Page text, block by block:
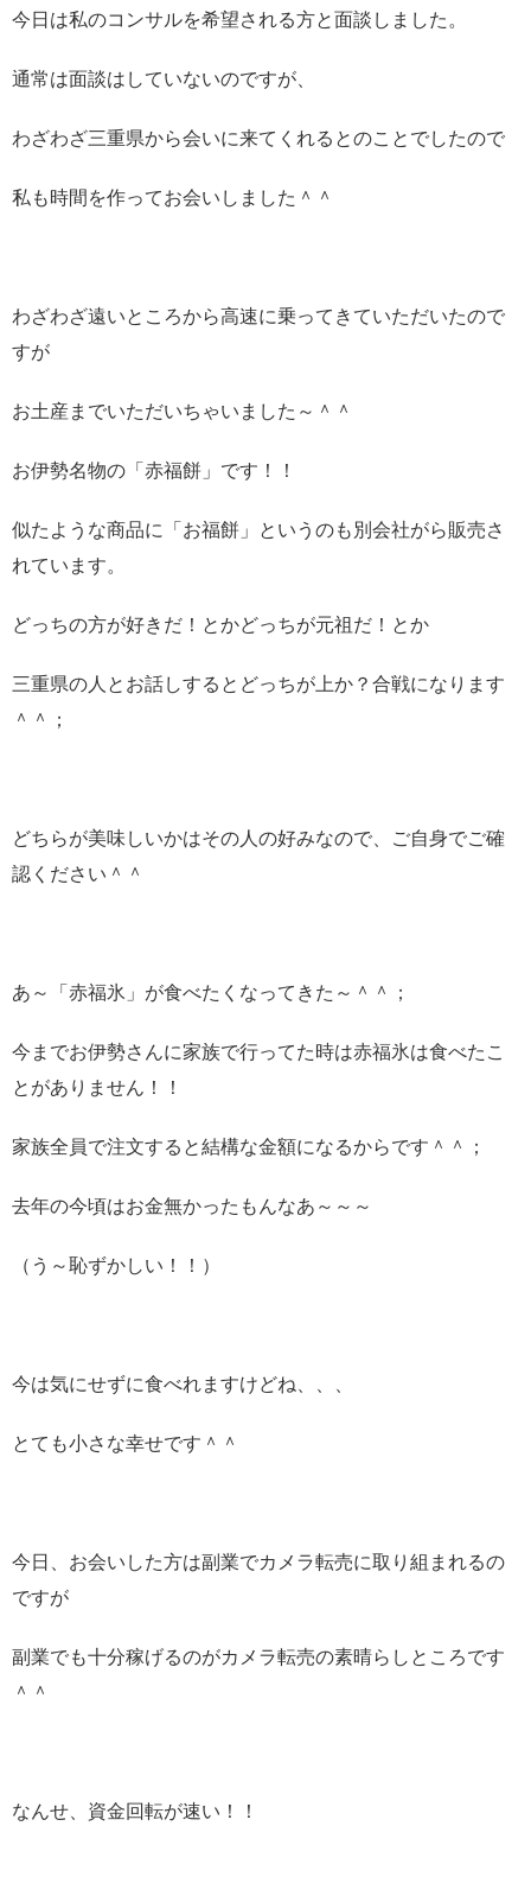
今日は私のコンサルを希望される方と面談しました。
通常は面談はしていないのですが、
わざわざ三重県から会いに来てくれるとのことでしたので
私も時間を作ってお会いしました＾＾
わざわざ遠いところから高速に乗ってきていただいたので
すが
お土産までいただいちゃいました～＾＾
お伊勢名物の「赤福餅」です！！
似たような商品に「お福餅」というのも別会社がら販売さ
れています。
どっちの方が好きだ！とかどっちが元祖だ！とか
三重県の人とお話しするとどっちが上か？合戦になります
＾＾；
どちらが美味しいかはその人の好みなので、ご自身でご確
認ください＾＾
あ～「赤福氷」が食べたくなってきた～＾＾；
今までお伊勢さんに家族で行ってた時は赤福氷は食べたこ
とがありません！！
家族全員で注文すると結構な金額になるからです＾＾；
去年の今頃はお金無かったもんなあ～～～
（う～恥ずかしい！！）
今は気にせずに食べれますけどね、、、
とても小さな幸せです＾＾
今日、お会いした方は副業でカメラ転売に取り組まれるの
ですが
副業でも十分稼げるのがカメラ転売の素晴らしところです
＾＾
なんせ、資金回転が速い！！